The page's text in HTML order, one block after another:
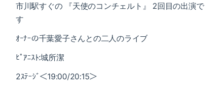
市川駅すぐの 『天使のコンチェルト』 2回目の出演で
す
ｵｰﾅｰの千葉愛子さんとの二人のライブ
ﾋﾟｱﾆｽﾄ:城所潔
2ｽﾃｰｼﾞ＜19:00/20:15＞